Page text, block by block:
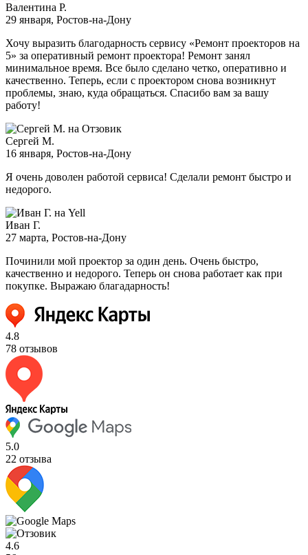
Валентина Р.
29 января, Ростов-на-Дону
Хочу выразить благодарность сервису «Ремонт проекторов на
5» за оперативный ремонт проектора! Ремонт занял
минимальное время. Все было сделано четко, оперативно и
качественно. Теперь, если с проектором снова возникнут
проблемы, знаю, куда обращаться. Спасибо вам за вашу
работу!
Сергей М.
16 января, Ростов-на-Дону
Я очень доволен работой сервиса! Сделали ремонт быстро и
недорого.
Иван Г.
27 марта, Ростов-на-Дону
Починили мой проектор за один день. Очень быстро,
качественно и недорого. Теперь он снова работает как при
покупке. Выражаю благадарность!
4.8
78 отзывов
5.0
22 отзыва
4.6